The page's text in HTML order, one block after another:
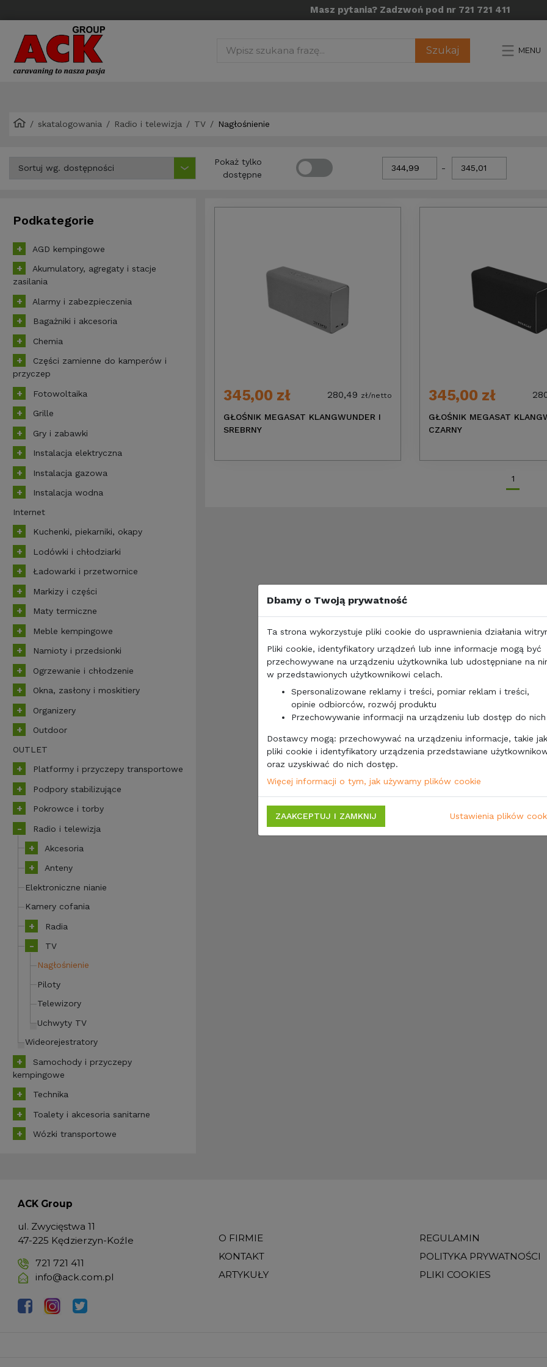
Masz pytania? Zadzwoń pod nr 721 721 411
Szukaj MENU
skatalogowania Radio i telewizja TV Nagłośnienie
Pokaż tylko
dostępne
-
Podkategorie
AGD kempingowe
Akumulatory, agregaty i stacje
zasilania
Alarmy i zabezpieczenia
Bagażniki i akcesoria
Chemia
Części zamienne do kamperów i
przyczep
Fotowoltaika
Grille
Gry i zabawki
Instalacja elektryczna
Instalacja gazowa
Instalacja wodna
Internet
Kuchenki, piekarniki, okapy
Lodówki i chłodziarki
Ładowarki i przetwornice
Markizy i części
Maty termiczne
Meble kempingowe
Namioty i przedsionki
Ogrzewanie i chłodzenie
Okna, zasłony i moskitiery
Organizery
Outdoor
OUTLET
Platformy i przyczepy transportowe
Podpory stabilizujące
Pokrowce i torby
Radio i telewizja
Akcesoria
Anteny
Elektroniczne nianie
Kamery cofania
Radia
TV
Nagłośnienie
Piloty
Telewizory
Uchwyty TV
Wideorejestratory
Samochody i przyczepy
kempingowe
Technika
Toalety i akcesoria sanitarne
Wózki transportowe
345,00 zł 280,49 zł/netto
GŁOŚNIK MEGASAT KLANGWUNDER I
SREBRNY
345,00 zł
GŁOŚNIK MEGASAT
CZARNY
1
ACK Group
ul. Zwycięstwa 11
47-225 Kędzierzyn-Koźle
721 721 411
info@ack.com.pl
O FIRMIE
KONTAKT
ARTYKUŁY
REGULAMIN
POLITYKA PRYWATNOŚCI
PLIKI COOKIES
Dbamy o Twoją prywatność
Ta strona wykorzystuje pliki cookie do usprawnienia działania
Pliki cookie, identyfikatory urządzeń lub inne informacje mogą być
przechowywane na urządzeniu użytkownika lub udostępniane na
w przedstawionych użytkownikowi celach.
Spersonalizowane reklamy i treści, pomiar reklam i treści,
opinie odbiorców, rozwój produktu
Przechowywanie informacji na urządzeniu lub dostęp do nich
Dostawcy mogą: przechowywać na urządzeniu informacje, takie jak
pliki cookie i identyfikatory urządzenia przedstawiane
oraz uzyskiwać do nich dostęp.
Więcej informacji o tym, jak używamy plików cookie
ZAAKCEPTUJ I ZAMKNIJ Ustawienia plików